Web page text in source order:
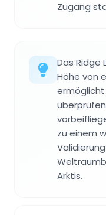
Zugang
Das Ridge
Höhe von
ermöglicht
zu einem
Arktis.